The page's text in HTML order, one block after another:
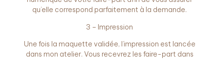
qu’elle correspond parfaitement à la demande.
3 – Impression
Une fois la maquette validée, l’impression est lancée
dans mon atelier. Vous recevrez les faire-part dans